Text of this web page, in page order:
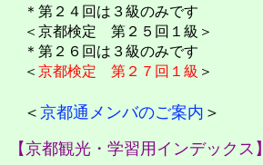
＊第２４回は３級のみです
＜京都検定 第２５回１級＞
＊第２６回は３級のみです
＜ 京都検定 第２７回１級 ＞
＜ 京都通メンバのご案内 ＞
【京都観光・学習用インデックス】